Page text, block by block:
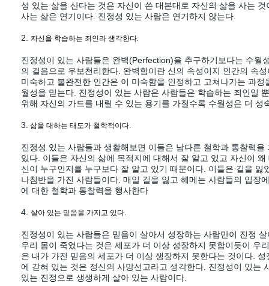
성 있는 삶을 산다는 것은 자신이 쓴 대본대로 자신의 삶을 사는
사는 삶은 연기이다. 진정성 있는 사람은 연기하지 않는다.
2. 자신을 학습하는 죄인라 생각한다.
진정성이 있는 사람들은 완벽(Perfection)을 추구하기보다는 수월
의 걸음으로 우보천리한다. 완벽함이란 신의 속성이지 인간의 속
미숙하고 불완전한 인간은 이 미숙함을 인정하고 고쳐나가는 과정
월성을 믿는다. 진정성이 있는 사람은 사람들은 학습하는 죄인일
위해 자신의 가드를 내릴 수 있는 용기를 가질수록 수월성은 더 성
3. 삶을 대하는 태도가 철학적이다.
진정성 있는 사람들과 생활해보면 이들은 남다른 철학과 통찰력을
있다. 이들은 자신의 삶에 목적지에 대해서 잘 알고 있고 자신이
신이 누구인지를 누구보다 잘 알고 있기 때문이다. 이들은 길을 잃
나침반을 가진 사람들이다. 매일 길을 잃고 헤메는 사람들의 입장
에 대한 철학과 통찰력을 행사한다
4. 살아 있는 믿음을 가지고 있다.
진정성이 있는 사람들은 믿음이 살아서 성장하는 사람만이 진정
우리 몸이 죽었다는 것은 세포가 더 이상 성장하지 못함이듯이 우
은 내가 가진 믿음의 세포가 더 이상 생장하지 못한다는 것이다.
에 갇혀 있는 것은 정신의 사망선고라고 생각한다. 진정성이 있는
있는 진정으로 생생하게 살아 있는 사람이다.